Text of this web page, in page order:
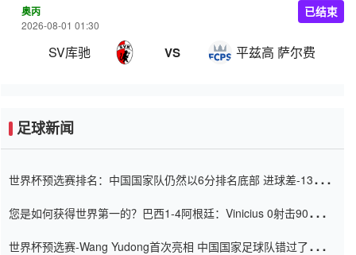
奥丙
2026-08-01 01:30
SV库驰 VS 平兹高 萨尔费尔登
已结束
足球新闻
世界杯预选赛排名：中国国家队仍然以6分排名底部 进球差-13令人
您是如何获得世界第一的？巴西1-4阿根廷：Vinicius 0射击90分钟
世界杯预选赛-Wang Yudong首次亮相 中国国家足球队错过了世界